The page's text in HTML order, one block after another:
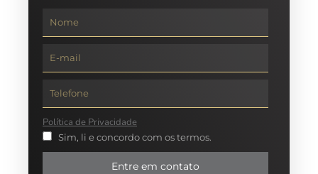
Política de Privacidade
Sim, li e concordo com os termos.
Entre em contato